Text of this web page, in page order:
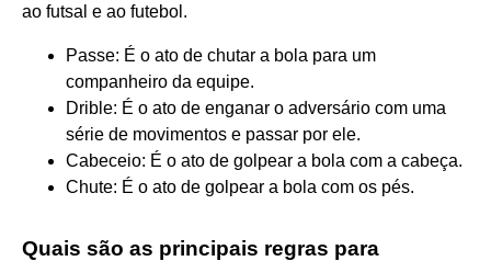
ao futsal e ao futebol.
Passe: É o ato de chutar a bola para um
companheiro da equipe.
Drible: É o ato de enganar o adversário com uma
série de movimentos e passar por ele.
Cabeceio: É o ato de golpear a bola com a cabeça.
Chute: É o ato de golpear a bola com os pés.
Quais são as principais regras para